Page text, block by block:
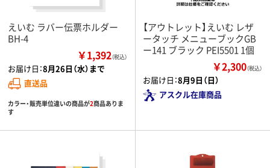
えいむ ラバー伝票ホルダー
BH-4
￥1,392（税込）
お届け日：8月26日（水）まで
直送品
カラー・販売単位違いの商品が2商品ありま
す
【アウトレット】えいむ レザ
ータッチ メニューブックGB
ー141 ブラック PEI5501 1個
￥2,300（税込）
お届け日：8月9日（日）
アスクル在庫商品